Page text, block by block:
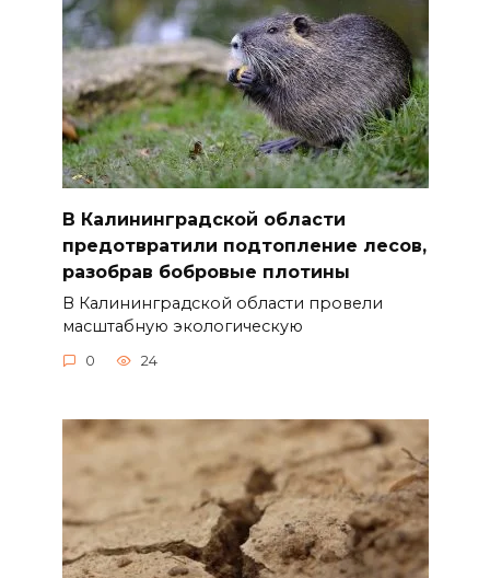
В Калининградской области
предотвратили подтопление лесов,
разобрав бобровые плотины
В Калининградской области провели
масштабную экологическую
0 24